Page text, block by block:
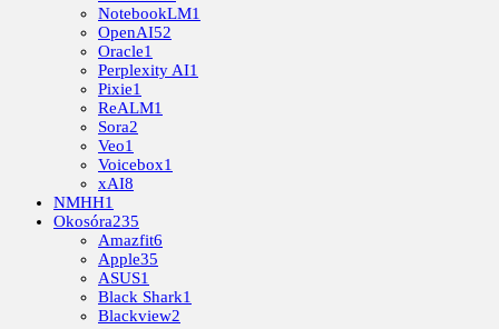
NotebookLM1
OpenAI52
Oracle1
Perplexity AI1
Pixie1
ReALM1
Sora2
Veo1
Voicebox1
xAI8
NMHH1
Okosóra235
Amazfit6
Apple35
ASUS1
Black Shark1
Blackview2